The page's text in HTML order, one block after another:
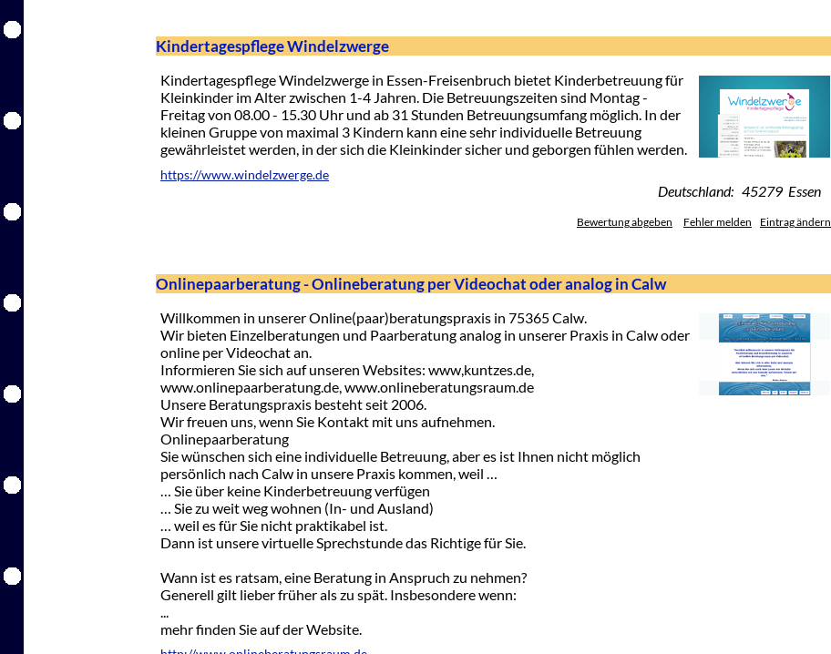
Kindertagespflege Windelzwerge
Kindertagespflege Windelzwerge in Essen-Freisenbruch bietet Kinderbetreuung für
Kleinkinder im Alter zwischen 1-4 Jahren. Die Betreuungszeiten sind Montag -
Freitag von 08.00 - 15.30 Uhr und ab 31 Stunden Betreuungsumfang möglich. In der
kleinen Gruppe von maximal 3 Kindern kann eine sehr individuelle Betreuung
gewährleistet werden, in der sich die Kleinkinder sicher und geborgen fühlen werden.
https://www.windelzwerge.de
Deutschland: 45279 Essen
Bewertung abgeben Fehler melden Eintrag ändern
Onlinepaarberatung - Onlineberatung per Videochat oder analog in Calw
Willkommen in unserer Online(paar)beratungspraxis in 75365 Calw.
Wir bieten Einzelberatungen und Paarberatung analog in unserer Praxis in Calw oder
online per Videochat an.
Informieren Sie sich auf unseren Websites: www,kuntzes.de,
www.onlinepaarberatung.de, www.onlineberatungsraum.de
Unsere Beratungspraxis besteht seit 2006.
Wir freuen uns, wenn Sie Kontakt mit uns aufnehmen.
Onlinepaarberatung
Sie wünschen sich eine individuelle Betreuung, aber es ist Ihnen nicht möglich
persönlich nach Calw in unsere Praxis kommen, weil …
… Sie über keine Kinderbetreuung verfügen
… Sie zu weit weg wohnen (In- und Ausland)
… weil es für Sie nicht praktikabel ist.
Dann ist unsere virtuelle Sprechstunde das Richtige für Sie.
Wann ist es ratsam, eine Beratung in Anspruch zu nehmen?
Generell gilt lieber früher als zu spät. Insbesondere wenn:
...
mehr finden Sie auf der Website.